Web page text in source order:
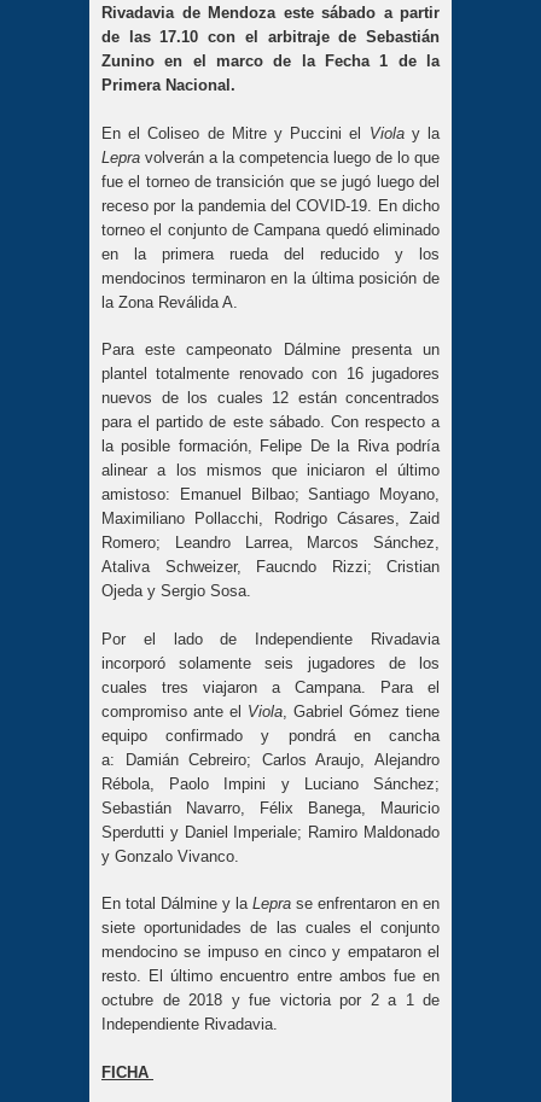
Rivadavia de Mendoza este sábado a partir
de las 17.10 con el arbitraje de Sebastián
Zunino en el marco de la Fecha 1 de la
Primera Nacional.
En el Coliseo de Mitre y Puccini el Viola y la
Lepra volverán a la competencia luego de lo que
fue el torneo de transición que se jugó luego del
receso por la pandemia del COVID-19. En dicho
torneo el conjunto de Campana quedó eliminado
en la primera rueda del reducido y los
mendocinos terminaron en la última posición de
la Zona Reválida A.
Para este campeonato Dálmine presenta un
plantel totalmente renovado con 16 jugadores
nuevos de los cuales 12 están concentrados
para el partido de este sábado. Con respecto a
la posible formación, Felipe De la Riva podría
alinear a los mismos que iniciaron el último
amistoso: Emanuel Bilbao; Santiago Moyano,
Maximiliano Pollacchi, Rodrigo Cásares, Zaid
Romero; Leandro Larrea, Marcos Sánchez,
Ataliva Schweizer, Faucndo Rizzi; Cristian
Ojeda y Sergio Sosa.
Por el lado de Independiente Rivadavia
incorporó solamente seis jugadores de los
cuales tres viajaron a Campana. Para el
compromiso ante el Viola , Gabriel Gómez tiene
equipo confirmado y pondrá en cancha
a: Damián Cebreiro; Carlos Araujo, Alejandro
Rébola, Paolo Impini y Luciano Sánchez;
Sebastián Navarro, Félix Banega, Mauricio
Sperdutti y Daniel Imperiale; Ramiro Maldonado
y Gonzalo Vivanco.
En total Dálmine y la Lepra se enfrentaron en en
siete oportunidades de las cuales el conjunto
mendocino se impuso en cinco y empataron el
resto. El último encuentro entre ambos fue en
octubre de 2018 y fue victoria por 2 a 1 de
Independiente Rivadavia.
FICHA